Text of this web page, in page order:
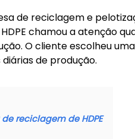
de reciclagem e
chamou a atenção
O cliente escolheu
de produção.
reciclagem de HDPE